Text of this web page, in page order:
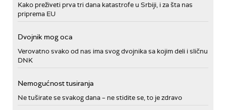
Kako preživeti prva tri dana katastrofe u Srbiji, i za šta nas
priprema EU
Dvojnik mog oca
Verovatno svako od nas ima svog dvojnika sa kojim deli i sličnu
DNK
Nemogućnost tusiranja
Ne tuširate se svakog dana – ne stidite se, to je zdravo